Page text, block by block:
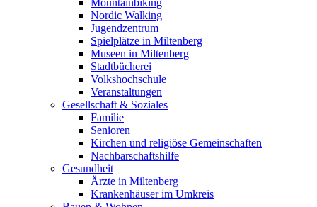
Mountainbiking
Nordic Walking
Jugendzentrum
Spielplätze in Miltenberg
Museen in Miltenberg
Stadtbücherei
Volkshochschule
Veranstaltungen
Gesellschaft & Soziales
Familie
Senioren
Kirchen und religiöse Gemeinschaften
Nachbarschaftshilfe
Gesundheit
Ärzte in Miltenberg
Krankenhäuser im Umkreis